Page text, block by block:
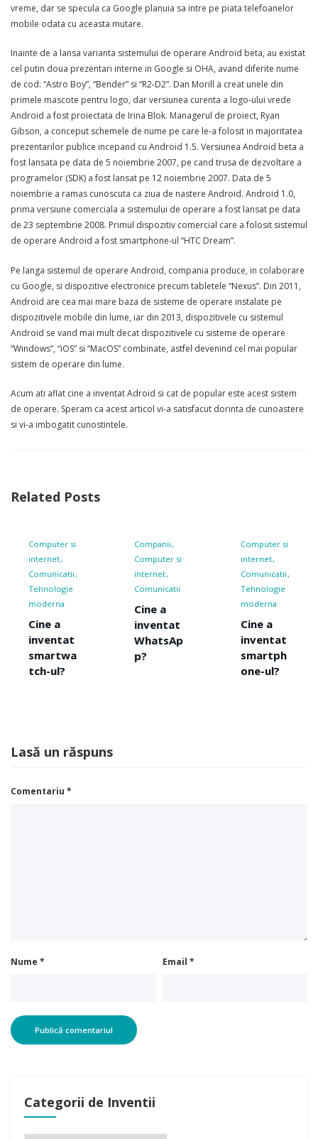
vreme, dar se specula ca Google planuia sa intre pe piata telefoanelor
mobile odata cu aceasta mutare.
Inainte de a lansa varianta sistemului de operare Android beta, au existat
cel putin doua prezentari interne in Google si OHA, avand diferite nume
de cod: “Astro Boy”, “Bender” si “R2-D2”. Dan Morill a creat unele din
primele mascote pentru logo, dar versiunea curenta a logo-ului vrede
Android a fost proiectata de Irina Blok. Managerul de proiect, Ryan
Gibson, a conceput schemele de nume pe care le-a folosit in majoritatea
prezentarilor publice incepand cu Android 1.5. Versiunea Android beta a
fost lansata pe data de 5 noiembrie 2007, pe cand trusa de dezvoltare a
programelor (SDK) a fost lansat pe 12 noiembrie 2007. Data de 5
noiembrie a ramas cunoscuta ca ziua de nastere Android. Android 1.0,
prima versiune comerciala a sistemului de operare a fost lansat pe data
de 23 septembrie 2008. Primul dispozitiv comercial care a folosit sistemul
de operare Android a fost smartphone-ul “HTC Dream”.
Pe langa sistemul de operare Android, compania produce, in colaborare
cu Google, si dispozitive electronice precum tabletele “Nexus”. Din 2011,
Android are cea mai mare baza de sisteme de operare instalate pe
dispozitivele mobile din lume, iar din 2013, dispozitivele cu sistemul
Android se vand mai mult decat dispozitivele cu sisteme de operare
“Windows”, “iOS” si “MacOS” combinate, astfel devenind cel mai popular
sistem de operare din lume.
Acum ati aflat cine a inventat Adroid si cat de popular este acest sistem
de operare. Speram ca acest articol vi-a satisfacut dorinta de cunoastere
si vi-a imbogatit cunostintele.
Related Posts
Companii
Computer si
internet
Comunicatii
Cine a
WhatsAp
p?
Computer si
internet
Comunicatii
Tehnologie
Cine a
inventat
Companii
Computer
internet
Cine a
Lasă un răspuns
Comentariu *
Nume * Email *
Categorii de Inventii